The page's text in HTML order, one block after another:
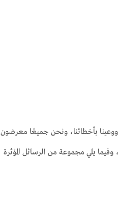
بأخطائنا، ونحن جميعًا معرضون
يلي مجموعة من الرسائل المؤثرة